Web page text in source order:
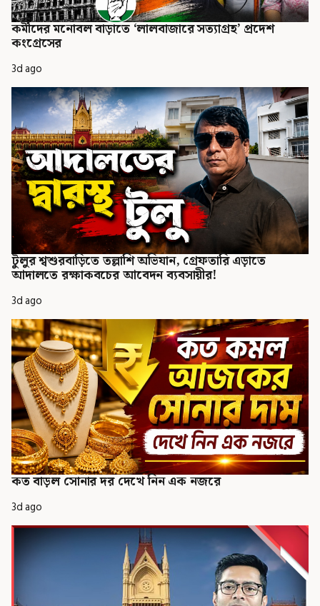
কর্মীদের মনোবল বাড়াতে ‘লালবাজারে সত্যাগ্রহ’ প্রদেশ
কংগ্রেসের
3d ago
টুলুর শ্বশুরবাড়িতে তল্লাশি অভিযান, গ্রেফতারি এড়াতে
আদালতে রক্ষাকবচের আবেদন ব্যবসায়ীর!
3d ago
কত বাড়ল সোনার দর দেখে নিন এক নজরে
3d ago